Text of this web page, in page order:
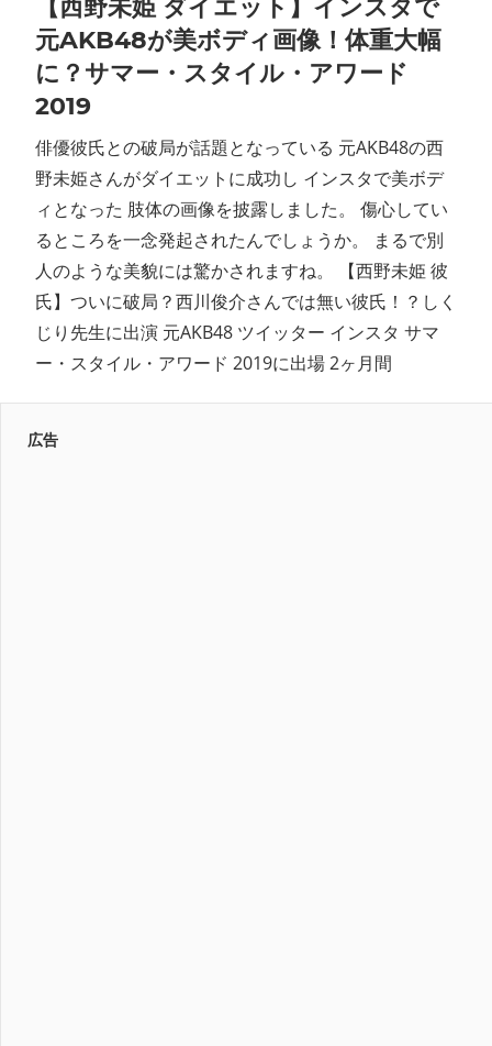
【西野未姫 ダイエット】インスタで
元AKB48が美ボディ画像！体重大幅
に？サマー・スタイル・アワード
2019
俳優彼氏との破局が話題となっている 元AKB48の西
野未姫さんがダイエットに成功し インスタで美ボデ
ィとなった 肢体の画像を披露しました。 傷心してい
るところを一念発起されたんでしょうか。 まるで別
人のような美貌には驚かされますね。 【西野未姫 彼
氏】ついに破局？西川俊介さんでは無い彼氏！？しく
じり先生に出演 元AKB48 ツイッター インスタ サマ
ー・スタイル・アワード 2019に出場 2ヶ月間
広告